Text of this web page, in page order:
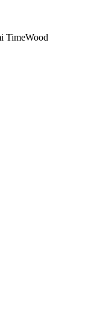
TimeWood